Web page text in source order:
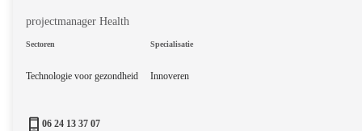
projectmanager Health
Sectoren
Technologie voor gezondheid
Specialisatie
Innoveren
06 24 13 37 07